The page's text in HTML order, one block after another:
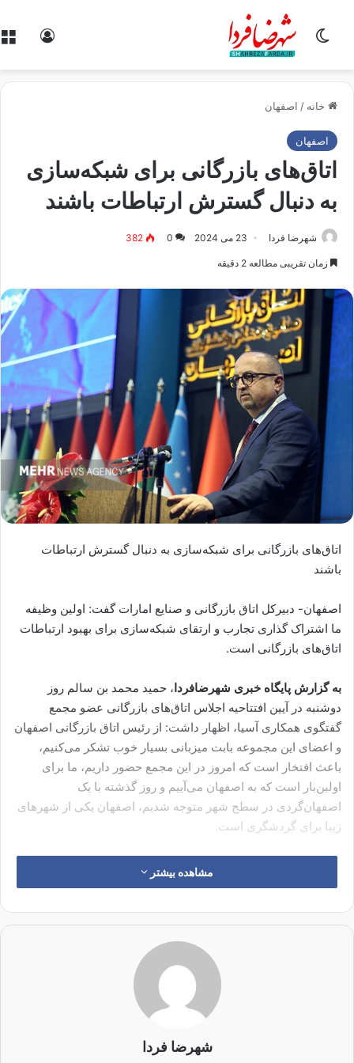
ورود تغییر پوسته
خانه / اصفهان
اصفهان
اتاق‌های بازرگانی برای شبکه‌سازی
به دنبال گسترش ارتباطات باشند
شهرضا فردا 23 می 2024 0
382
زمان تقریبی مطالعه 2 دقیقه
اتاق‌های بازرگانی برای شبکه‌سازی به دنبال گسترش ارتباطات
باشند
اصفهان- دبیرکل اتاق بازرگانی و صنایع امارات گفت: اولین وظیفه
ما اشتراک گذاری تجارب و ارتقای شبکه‌سازی برای بهبود ارتباطات
اتاق‌های بازرگانی است.
به گزارش پایگاه خبری شهرضافردا، حمید محمد بن سالم روز
دوشنبه در آیین افتتاحیه اجلاس اتاق‌های بازرگانی عضو مجمع
گفتگوی همکاری آسیا، اظهار داشت: از رئیس اتاق بازرگانی اصفهان
و اعضای این مجموعه بابت میزبانی بسیار خوب تشکر می‌کنیم،
باعث افتخار است که امروز در این مجمع حضور داریم، ما برای
اولین‌بار است که به اصفهان می‌آییم و روز گذشته با یک
اصفهان‌گردی در سطح شهر متوجه شدیم، اصفهان یکی از شهرهای
زیبا برای گردشگری است.
وی گفت: در سال‌های گذشته مجمع جهانی اتاق‌های بازرگانی در دبی
برگزار شد و آنجا موضوع تغییر سرویس‌های اتاق‌های بازرگانی مطرح
سرویس‌های جدید باید ایجاد شوند و سپس ارتقا یابند، ما نیاز داریم
از هوش مصنوعی استفاده کنیم و به‌عنوان اتاق‌های بازرگانی باید
اطمینان داشته باشیم که فعالیت‌ها نرم و روان انجام می‌شوند.
دبیرکل اتاق بازرگانی و صنایع امارات با تاکید بر اینکه در این مجمع
باید توانایی کشورها را در نظر بگیریم، تصریح کرد: ما در امارات
متحده عربی و در اتاق بازرگانی آمادگی کامل داریم تا تجارب دیگران
مشاهده بیشتر
شهرضا فردا